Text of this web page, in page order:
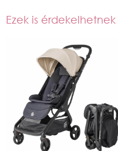
Ezek is érdekelhetnek